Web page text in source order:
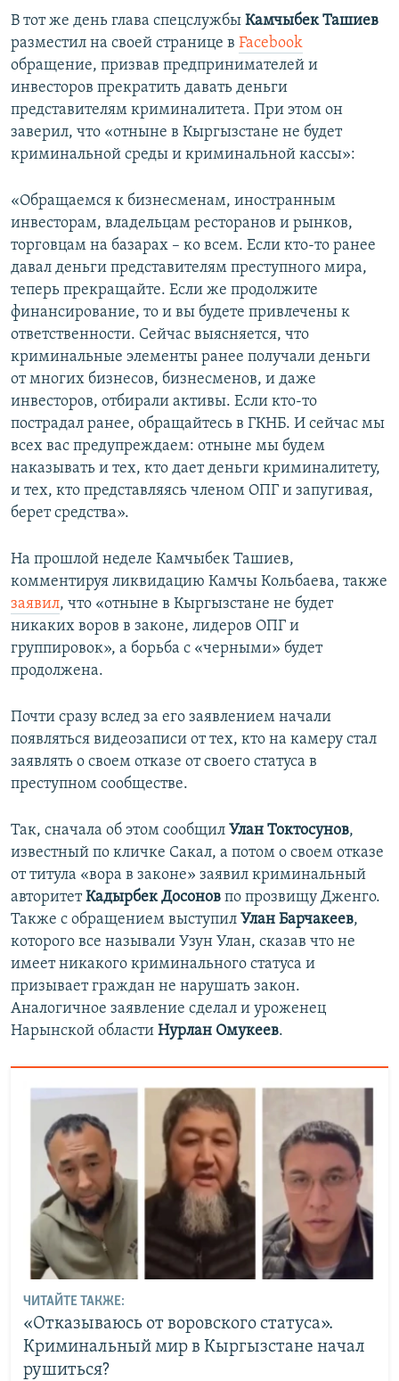
В тот же день глава спецслужбы Камчыбек Ташиев
разместил на своей странице в Facebook
обращение, призвав предпринимателей и
инвесторов прекратить давать деньги
представителям криминалитета. При этом он
заверил, что «отныне в Кыргызстане не будет
криминальной среды и криминальной кассы»:
«Обращаемся к бизнесменам, иностранным
инвесторам, владельцам ресторанов и рынков,
торговцам на базарах – ко всем. Если кто-то ранее
давал деньги представителям преступного мира,
теперь прекращайте. Если же продолжите
финансирование, то и вы будете привлечены к
ответственности. Сейчас выясняется, что
криминальные элементы ранее получали деньги
от многих бизнесов, бизнесменов, и даже
инвесторов, отбирали активы. Если кто-то
пострадал ранее, обращайтесь в ГКНБ. И сейчас мы
всех вас предупреждаем: отныне мы будем
наказывать и тех, кто дает деньги криминалитету,
и тех, кто представляясь членом ОПГ и запугивая,
берет средства».
На прошлой неделе Камчыбек Ташиев,
комментируя ликвидацию Камчы Кольбаева, также
заявил, что «отныне в Кыргызстане не будет
никаких воров в законе, лидеров ОПГ и
группировок», а борьба с «черными» будет
продолжена.
Почти сразу вслед за его заявлением начали
появляться видеозаписи от тех, кто на камеру стал
заявлять о своем отказе от своего статуса в
преступном сообществе.
Так, сначала об этом сообщил Улан Токтосунов,
известный по кличке Сакал, а потом о своем отказе
от титула «вора в законе» заявил криминальный
авторитетКадырбек Досонов по прозвищу Дженго.
Также с обращением выступил Улан Барчакеев,
которого все называли Узун Улан, сказав что не
имеет никакого криминального статуса и
призывает граждан не нарушать закон.
Аналогичное заявление сделал и уроженец
Нарынской области Нурлан Омукеев.
ЧИТАЙТЕ ТАКЖЕ:
«Отказываюсь от воровского статуса».
Криминальный мир в Кыргызстане начал
рушиться?